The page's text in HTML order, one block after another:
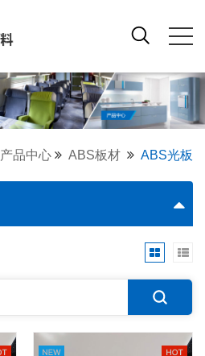
产品中心 ABS板材 ABS光板